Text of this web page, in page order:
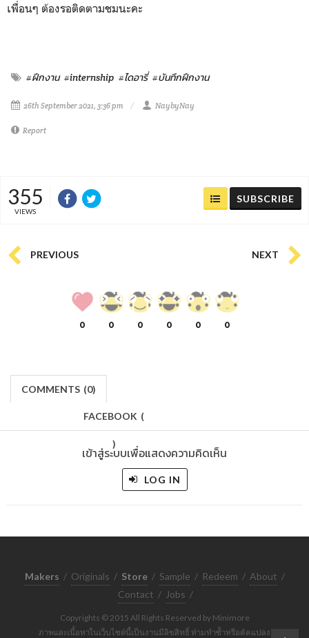
เพื่อนๆ ต้องรอติดตามชมนะคะ
#ฝึกงาน #internship #ไดอารี่ #บันทึกฝึกงาน
26th September 2021, 3:36 pm NaybyNay
Report
355
VIEWS
SUBSCRIBE
PREVIOUS NEXT
0 0 0 0 0 0
COMMENTS (0)
FACEBOOK (
)
เข้าสู่ระบบเพื่อแสดงความคิดเห็น
LOG IN
Makers / Originals / Store / Sample / Redeem / About /
Contact / Jobs /
Copyrights © 2015 All Rights Reserved by Minimore
ภาพและเนื้อหาในเว็บไซต์นี้เป็นงานมีลิขสิทธิ์ ห้ามทำซ้ำหรือดัดแปลง